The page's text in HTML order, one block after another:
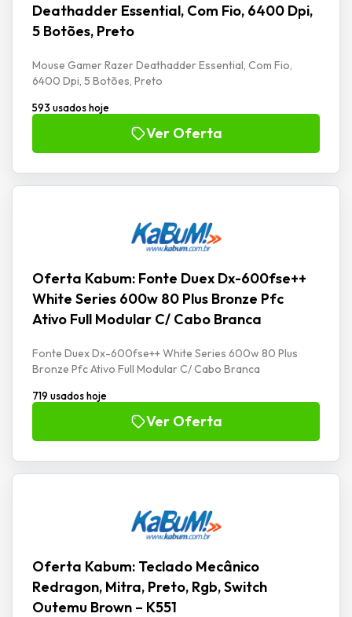
Deathadder Essential, Com Fio, 6400 Dpi,
5 Botões, Preto
Mouse Gamer Razer Deathadder Essential, Com Fio,
6400 Dpi, 5 Botões, Preto
593 usados hoje
Ver Oferta
Oferta Kabum: Fonte Duex Dx-600fse++
White Series 600w 80 Plus Bronze Pfc
Ativo Full Modular C/ Cabo Branca
Fonte Duex Dx-600fse++ White Series 600w 80 Plus
Bronze Pfc Ativo Full Modular C/ Cabo Branca
719 usados hoje
Ver Oferta
Oferta Kabum: Teclado Mecânico
Redragon, Mitra, Preto, Rgb, Switch
Outemu Brown – K551